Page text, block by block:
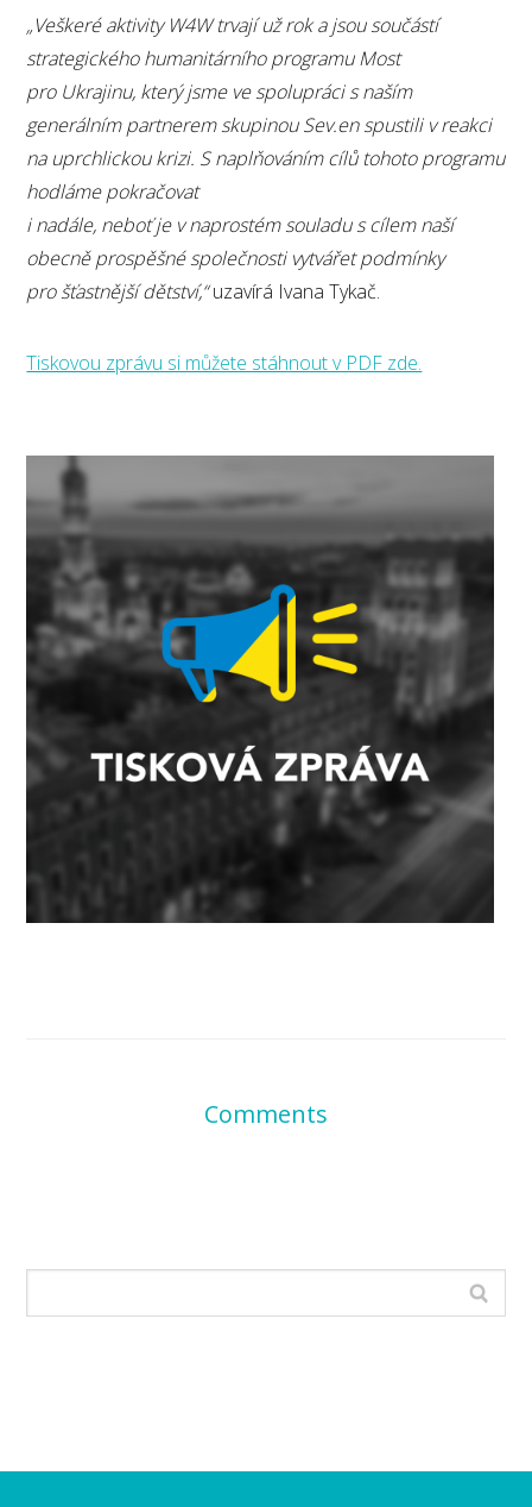
„Veškeré aktivity W4W trvají už rok a jsou součástí
strategického humanitárního programu Most
pro Ukrajinu, který jsme ve spolupráci s naším
generálním partnerem skupinou Sev.en spustili v reakci
na uprchlickou krizi. S naplňováním cílů tohoto programu
hodláme pokračovat
i nadále, neboť je v naprostém souladu s cílem naší
obecně prospěšné společnosti vytvářet podmínky
pro šťastnější dětství,“uzavírá Ivana Tykač.
Tiskovou zprávu si můžete stáhnout v PDF zde.
Comments